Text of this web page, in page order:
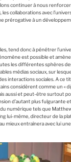
continuer à nous
collaborations avec
prérogative à un
tend donc à pénétrer
est possible et
les différentes sphères
médias sociaux, sur
interactions sociales. A ce
considèrent comme un «
aussi et peut-être surtout
d’autant plus fulgurante
numérique tels que
lui-même, directeur de la
mieux entraînera avec lui